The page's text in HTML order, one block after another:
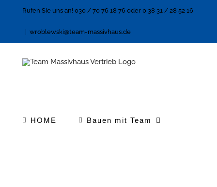
springen
Rufen Sie uns an! 030 / 70 76 18 76 oder 0 38 31 / 28 52 16
wroblewski@team-massivhaus.de
HOME Bauen mit Team